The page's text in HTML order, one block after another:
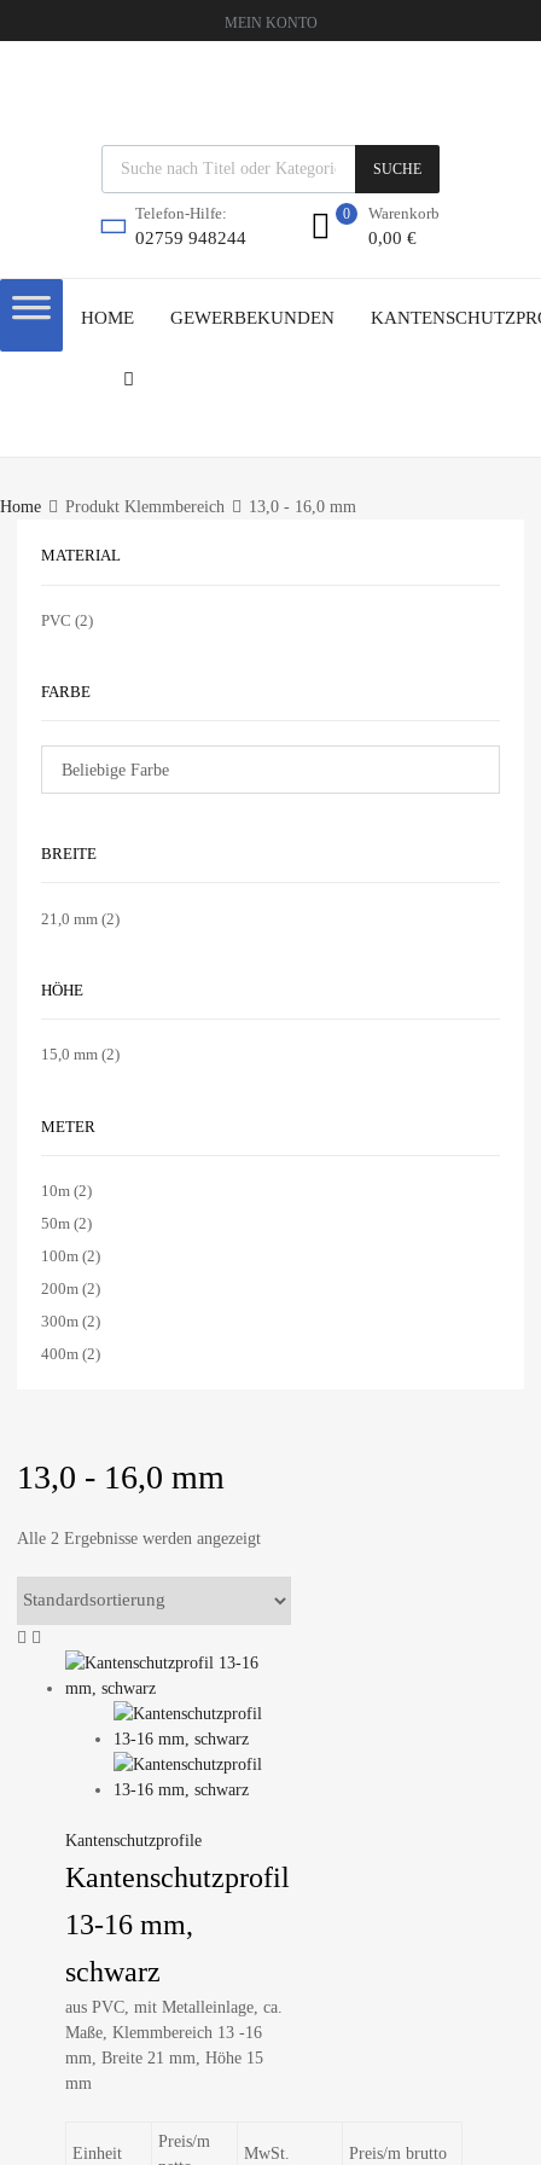
MEIN KONTO
SUCHE
Telefon-Hilfe:
02759 948244
Warenkorb
0,00 €
0
HOME GEWERBEKUNDEN
Home Produkt Klemmbereich 13,0 - 16,0 mm
13,0 - 16,0 mm
Alle 2 Ergebnisse werden angezeigt
Kantenschutzprofile
Kantenschutzprofil
13-16 mm,
schwarz
aus PVC, mit Metalleinlage, ca.
Maße, Klemmbereich 13 -16
mm, Breite 21 mm, Höhe 15
mm
Einheit
Preis/m
MwSt. Preis/m brutto
MATERIAL
PVC (2)
FARBE
BREITE
21,0 mm (2)
HÖHE
15,0 mm (2)
METER
10m (2)
50m (2)
100m (2)
200m (2)
300m (2)
400m (2)